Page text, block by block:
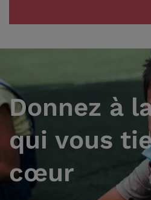
Donnez à
qui vous
cœur